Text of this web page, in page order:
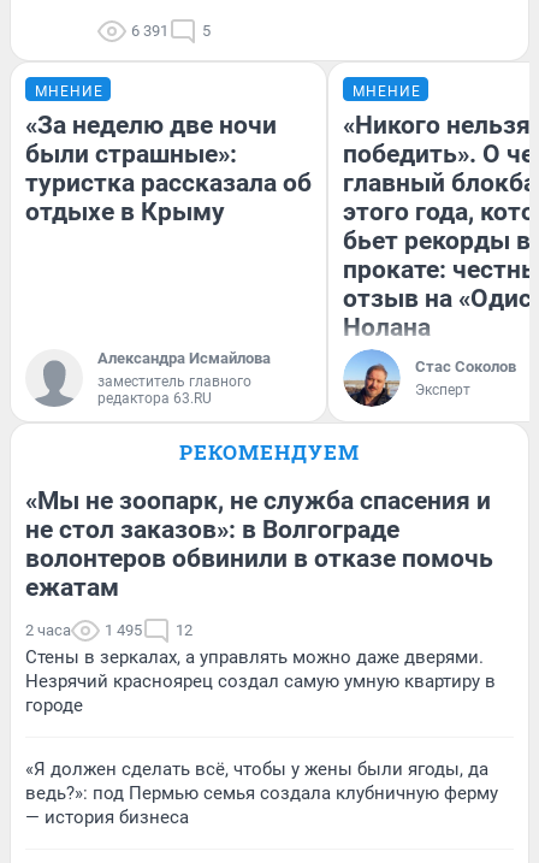
6 391 5
МНЕНИЕ
«За неделю две ночи
были страшные»:
туристка рассказала об
отдыхе в Крыму
Александра Исмайлова
заместитель главного
редактора 63.RU
МНЕНИЕ
«Никого нельзя
победить». О
главный
этого года,
бьет рекорды в
прокате:
отзыв на
Нолана
Стас Соколов
Эксперт
РЕКОМЕНДУЕМ
«Мы не зоопарк, не служба спасения и
не стол заказов»: в Волгограде
волонтеров обвинили в отказе помочь
ежатам
2 часа 1 495 12
Стены в зеркалах, а управлять можно даже дверями.
Незрячий красноярец создал самую умную квартиру в
городе
«Я должен сделать всё, чтобы у жены были ягоды, да
ведь?»: под Пермью семья создала клубничную ферму
— история бизнеса